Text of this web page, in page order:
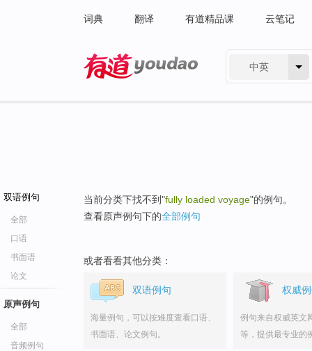
词典 翻译 有道精品课 云笔记
中英
双语例句
全部
口语
书面语
论文
原声例句
全部
音频例句
当前分类下找不到"fully loaded voyage"的例句。
查看原声例句下的全部例句
或者看看其他分类：
双语例句
海量例句，可以按难度查看口语、
书面语、论文例句。
权威
例句来自权威英文
等，提供最专业的